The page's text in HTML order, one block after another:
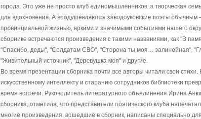
города. Это уже не просто клуб единомышленников, а творческая
для вдохновения. А воодушевляются заводоуковские поэты обычным
провинциальной жизнью, яркими и значимыми событиями нашего
сборнике встречаются произведения с такими названиями, как "В
"Спасибо, деды", "Солдатам СВО", "Сторона ты моя… залинейная",
"Живительный источник", "Деревушка моя" и другие.
Во время презентации сборника почти все авторы читали свои
искусственному интеллекту и старанию сотрудников библиотеки
время встречи. Руководитель литературного объединения Ирина
сборника, отметила, что представители поэтического клуба
многие произведения, вошедшие в сборник, написаны специально